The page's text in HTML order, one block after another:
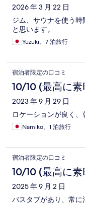
2026 年 3 月 22 日
ジム、サウナを使う
と思います。
Yuzuki、7 泊旅行
宿泊者限定の口コミ
10/10 (最高に
2023 年 9 月 29 日
ロケーションが良く、
Namiko、1 泊旅行
宿泊者限定の口コミ
10/10 (最高に
2025 年 9 月 2 日
バスタブがあり、常に